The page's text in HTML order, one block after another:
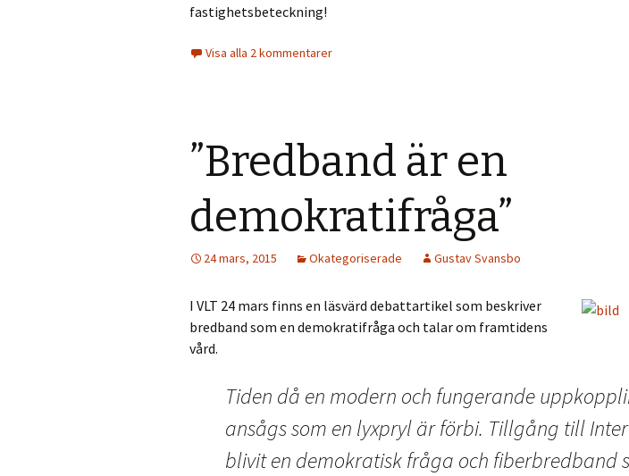
fastighetsbeteckning!
Visa alla 2 kommentarer
”Bredband är en
demokratifråga”
24 mars, 2015 Okategoriserade Gustav Svansbo
I VLT 24 mars finns en läsvärd debattartikel som beskriver
bredband som en demokratifråga och talar om framtidens
vård.
Tiden då en modern och fungerande
ansågs som en lyxpryl är förbi. Tillgång till
blivit en demokratisk fråga och fiberbredband